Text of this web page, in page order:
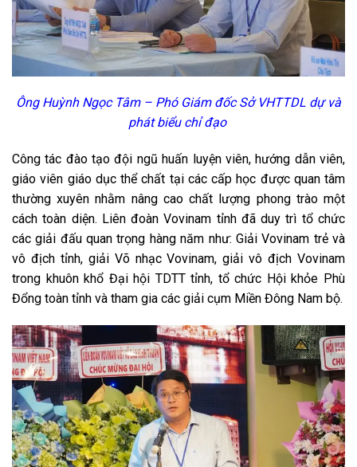
Ông Huỳnh Ngọc Tâm – Phó Giám đốc Sở VHTTDL dự và
phát biểu chỉ đạo
Công tác đào tạo đội ngũ huấn luyện viên, hướng dẫn viên,
giáo viên giáo dục thể chất tại các cấp học được quan tâm
thường xuyên nhằm nâng cao chất lượng phong trào một
cách toàn diện. Liên đoàn Vovinam tỉnh đã duy trì tổ chức
các giải đấu quan trọng hàng năm như: Giải Vovinam trẻ và
vô địch tỉnh, giải Võ nhạc Vovinam, giải vô địch Vovinam
trong khuôn khổ Đại hội TDTT tỉnh, tổ chức Hội khỏe Phù
Đổng toàn tỉnh và tham gia các giải cụm Miền Đông Nam bộ.